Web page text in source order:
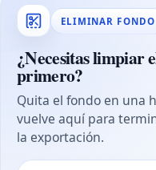
ELIMINAR FONDO
¿Necesitas limpiar
primero?
Quita el fondo en una
vuelve aquí para
la exportación.